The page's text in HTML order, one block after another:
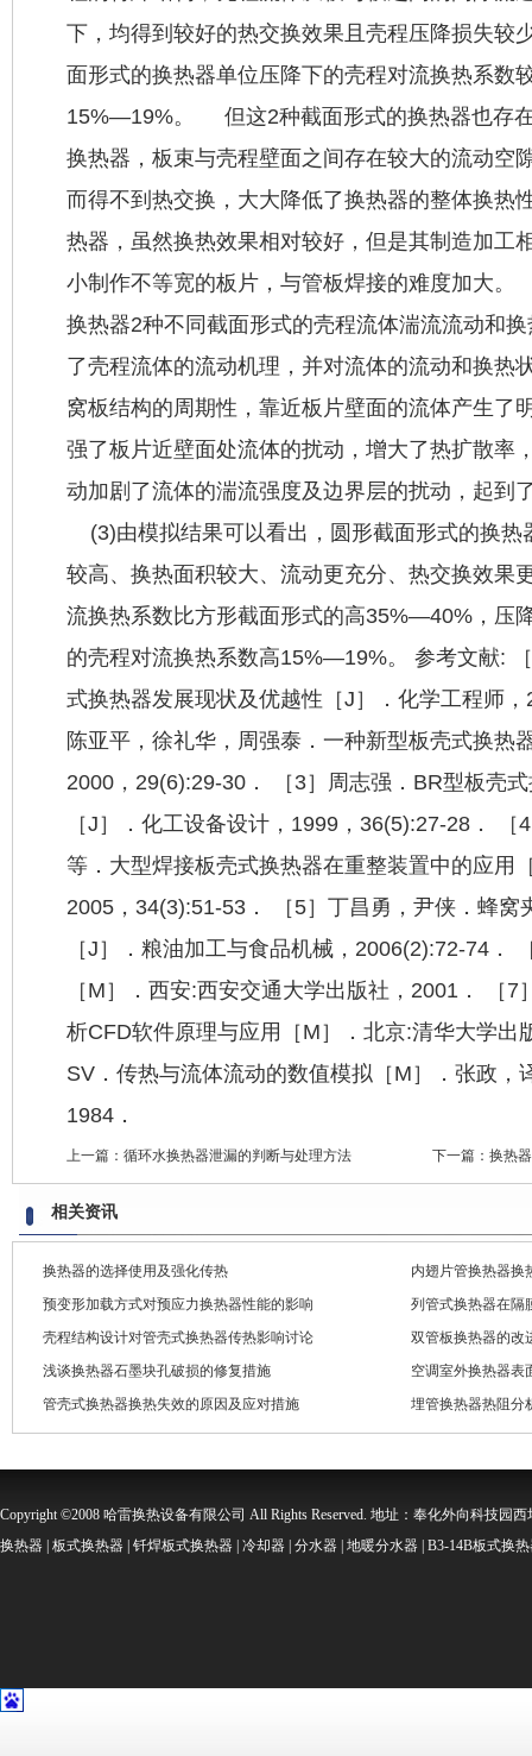
下，均得到较好的热交换效果且壳程压降损失较
面形式的换热器单位压降下的壳程对流换热系数
15%—19%。 但这2种截面形式的换热器也存
换热器，板束与壳程壁面之间存在较大的流动空
而得不到热交换，大大降低了换热器的整体换热
热器，虽然换热效果相对较好，但是其制造加工
小制作不等宽的板片，与管板焊接的难度加大
换热器2种不同截面形式的壳程流体湍流流动和
了壳程流体的流动机理，并对流体的流动和换
窝板结构的周期性，靠近板片壁面的流体产生了
强了板片近壁面处流体的扰动，增大了热扩散率
动加剧了流体的湍流强度及边界层的扰动，起到
(3)由模拟结果可以看出，圆形截面形式的换热
较高、换热面积较大、流动更充分、热交换效果
流换热系数比方形截面形式的高35%—40%，压
的壳程对流换热系数高15%—19%。 参考文献:
式换热器发展现状及优越性［J］．化学工程师
陈亚平，徐礼华，周强泰．一种新型板壳式换热
2000，29(6):29-30． ［3］周志强．BR型板壳式
［J］．化工设备设计，1999，36(5):27-28．
等．大型焊接板壳式换热器在重整装置中的应用
2005，34(3):51-53． ［5］丁昌勇，尹侠．蜂窝
［J］．粮油加工与食品机械，2006(2):72-74．
［M］．西安:西安交通大学出版社，2001． ［
析CFD软件原理与应用［M］．北京:清华大学出
SV．传热与流体流动的数值模拟［M］．张政，
1984．
上一篇： 循环水换热器泄漏的判断与处理方法 下一篇： 换热
相关资讯
换热器的选择使用及强化传热
内翅片管换热器换
预变形加载方式对预应力换热器性能的影响
列管式换热器在隔
壳程结构设计对管壳式换热器传热影响讨论
双管板换热器的改
浅谈换热器石墨块孔破损的修复措施
空调室外换热器表
管壳式换热器换热失效的原因及应对措施
埋管换热器热阻分
Copyright ©2008 哈雷换热设备有限公司 All Rights Reserved. 地址：奉化外向科技园
换热器 | 板式换热器 | 钎焊板式换热器 | 冷却器 | 分水器 | 地暖分水器 | B3-14B板式换